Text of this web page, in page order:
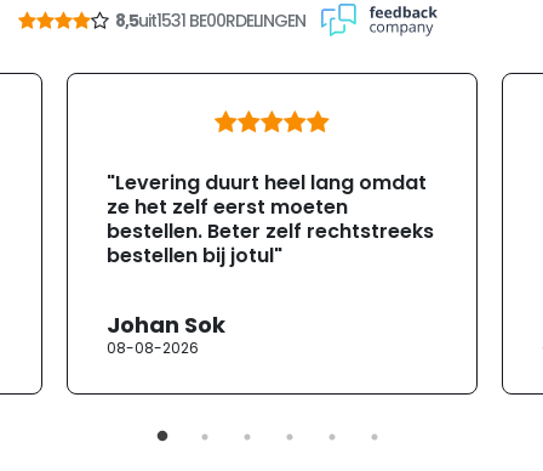
8,5uit1531 BE00RDELINGEN
"Levering duurt heel lang omdat
ze het zelf eerst moeten
bestellen. Beter zelf rechtstreeks
bestellen bij jotul"
Johan Sok
08-08-2026